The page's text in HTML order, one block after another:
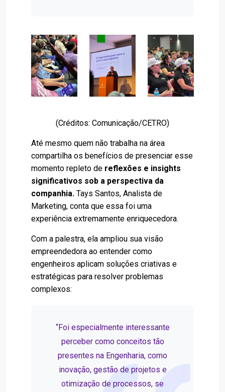
(Créditos: Comunicação/CETRO)
Até mesmo quem não trabalha na área
compartilha os benefícios de presenciar esse
momento repleto de reflexões e insights
significativos sob a perspectiva da
companhia. Tays Santos, Analista de
Marketing, conta que essa foi uma
experiência extremamente enriquecedora.
Com a palestra, ela ampliou sua visão
empreendedora ao entender como
engenheiros aplicam soluções criativas e
estratégicas para resolver problemas
complexos:
“Foi especialmente interessante
perceber como conceitos tão
presentes na Engenharia, como
inovação, gestão de projetos e
otimização de processos, se